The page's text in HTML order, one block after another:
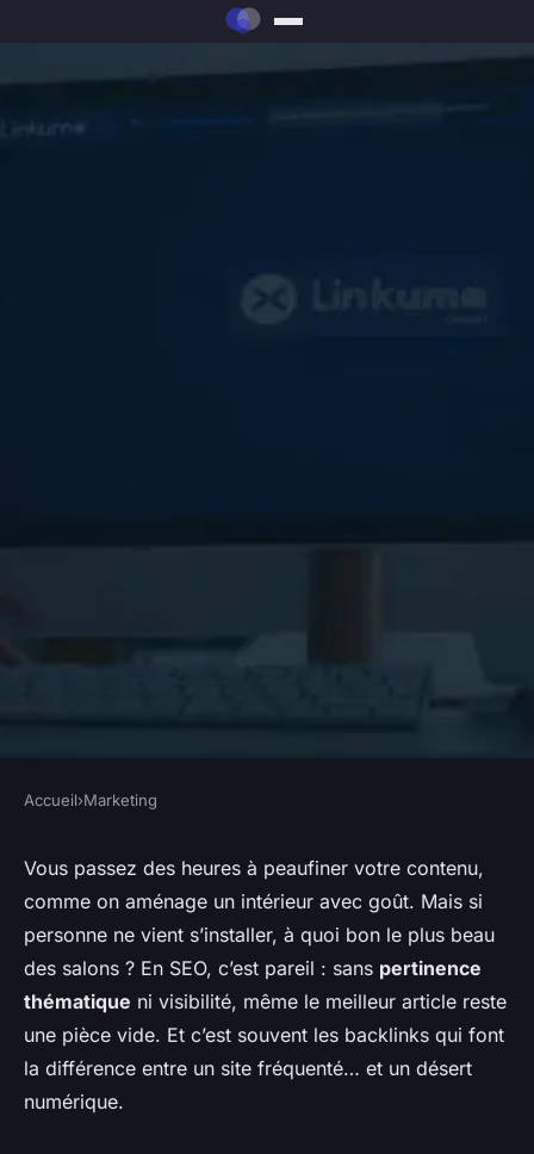
Du backlink à la citation LLM :
Linkuma, la plateforme de
linkbuilding complète
Aminte•11/06/2026 07:56• 10 min de lecture
Accueil›Marketing
Vous passez des heures à peaufiner votre contenu,
comme on aménage un intérieur avec goût. Mais si
personne ne vient s’installer, à quoi bon le plus beau
des salons ? En SEO, c’est pareil : sans pertinence
thématique ni visibilité, même le meilleur article reste
une pièce vide. Et c’est souvent les backlinks qui font
la différence entre un site fréquenté… et un désert
numérique.